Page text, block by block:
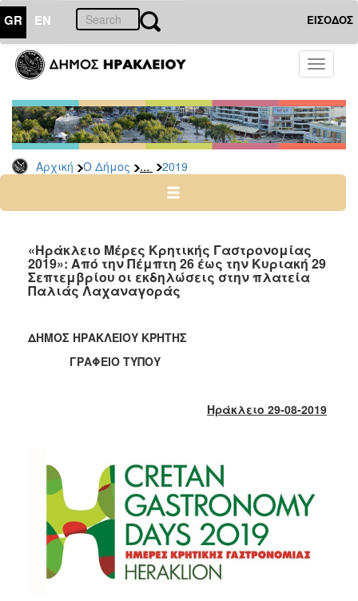
GR EN ΕΙΣΟΔΟΣ
Toggle
Αρχική Ο Δήμος ... 2019
ΔΗΜΟΣ
Δελτία
Τύπου
Αρχείο
2026
2024
2022
2021
2019
2018
2011
2010
2006
«Ηράκλειο Μέρες Κρητικής Γαστρονομίας
2019»: Από την Πέμπτη 26 έως την Κυριακή 29
Σεπτεμβρίου οι εκδηλώσεις στην πλατεία
Παλιάς Λαχαναγοράς
ΔΗΜΟΣ ΗΡΑΚΛΕΙΟΥ ΚΡΗΤΗΣ
ΓΡΑΦΕΙΟ ΤΥΠΟΥ
Ηράκλειο 29-08-2019